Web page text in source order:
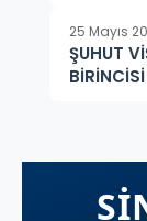
25 Mayıs
ŞUHUT